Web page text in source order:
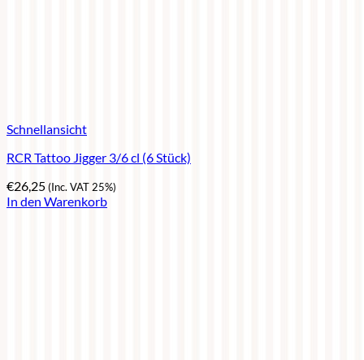
Schnellansicht
RCR Tattoo Jigger 3/6 cl (6 Stück)
€26,25(Inc. VAT 25%)
In den Warenkorb